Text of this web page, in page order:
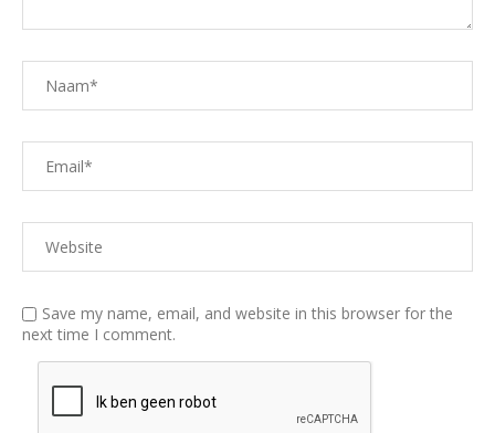
Save my name, email, and website in this browser for the
next time I comment.